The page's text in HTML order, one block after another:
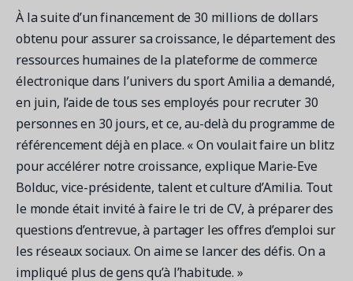
Rapports et tableaux de bord
Outils de suivi et d’analyse
FONCTIONNALITÉS
Inscription en ligne
Gestion multi-sites
Paiements
Gestion du personnel
Gymnastique
Loisirs municipaux
Natation
Centres sportifs
YMCA
Voir toutes les industries
Étude de cas
Découvrez nos clients
Blogue
Tendances et nouveautés
Ressources et webinaires
Guides numériques et webinaires
Amilia University
Une plateforme d’apprentissage intégrée
RESSOURCES SUPPLÉMENTAIRES
Amilia University (Connexion)
Contactez les ventes
Centre d'aide
1 877-343-0004
Connexion
Demandez une démo
À la suite d’un financement de 30 millions de dollars
obtenu pour assurer sa croissance, le département des
ressources humaines de la plateforme de commerce
électronique dans l’univers du sport Amilia a demandé,
en juin, l’aide de tous ses employés pour recruter 30
personnes en 30 jours, et ce, au-delà du programme de
référencement déjà en place. « On voulait faire un blitz
pour accélérer notre croissance, explique Marie-Eve
Bolduc, vice-présidente, talent et culture d’Amilia. Tout
le monde était invité à faire le tri de CV, à préparer des
questions d’entrevue, à partager les offres d’emploi sur
les réseaux sociaux. On aime se lancer des défis. On a
impliqué plus de gens qu’à l’habitude. »